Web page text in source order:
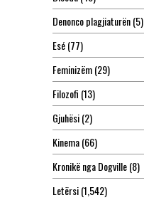
Denonco plagjiaturën(5)
Esé(77)
Feminizëm(29)
Filozofi (13)
Gjuhësi(2)
Kinema(66)
Kronikë nga Dogville(8)
Letërsi(1,542)